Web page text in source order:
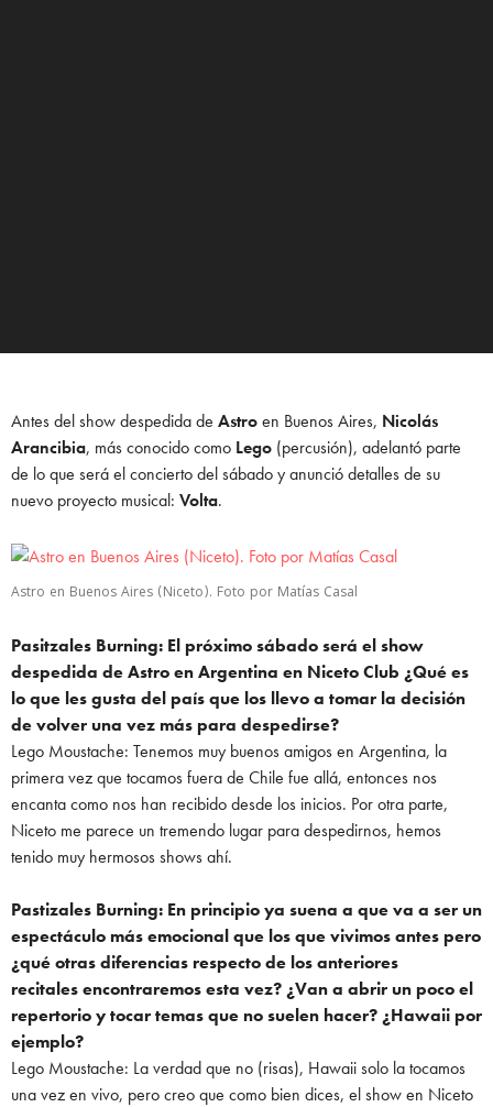
Antes del show despedida de Astroen Buenos Aires, Nicolás
Arancibia, más conocido como Lego (percusión), adelantó parte
de lo que será el concierto del sábado y anunció detalles de su
nuevo proyecto musical: Volta.
Astro en Buenos Aires (Niceto). Foto por Matías Casal
Pasitzales Burning: El próximo sábado será el show
despedida de Astro en Argentina en Niceto Club ¿Quées
lo que les gusta del país que los llevo a tomar la decisión
de volver una vez máspara despedirse?
Lego Moustache: Tenemos muy buenos amigos en Argentina, la
primera vez que tocamos fuera de Chile fue allá, entonces nos
encanta como nos han recibido desde los inicios. Por otra parte,
Niceto me parece un tremendo lugar para despedirnos, hemos
tenido muy hermosos shows ahí.
Pastizales Burning: En principio ya suena a que va a ser un
espectáculo más emocional que los quevivimos antes pero
¿qué otras diferencias respecto de los anteriores
recitalesencontraremos esta vez? ¿Van a abrir un poco el
repertorio y tocar temas que nosuelen hacer? ¿Hawaii por
ejemplo?
Lego Moustache: La verdad que no (risas), Hawaii solo la tocamos
una vez en vivo, pero creo que como bien dices, el show en Niceto